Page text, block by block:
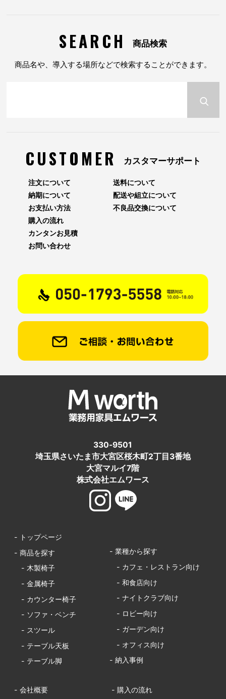
SEARCH 商品検索
商品名や、導入する場所などで検索することができます。
CUSTOMER カスタマーサポート
注文について
納期について
お支払い方法
送料について
配送や組立について
不良品交換について
購入の流れ
カンタンお見積
お問い合わせ
330-9501
埼玉県さいたま市大宮区桜木町2丁目3番地
大宮マルイ7階
株式会社エムワース
- トップページ
- 商品を探す
- 木製椅子
- 金属椅子
- カウンター椅子
- ソファ・ベンチ
- スツール
- テーブル天板
- テーブル脚
- 業種から探す
- カフェ・レストラン向け
- 和食店向け
- ナイトクラブ向け
- ロビー向け
- ガーデン向け
- オフィス向け
- 納入事例
- 会社概要 - 購入の流れ